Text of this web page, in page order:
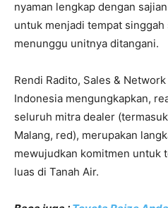
nyaman lengkap dengan
untuk menjadi tempat singgah
menunggu unitnya ditangani.
Rendi Radito, Sales &
Indonesia mengungkapkan,
seluruh mitra dealer
Malang, red), merupakan
mewujudkan komitmen untuk
luas di Tanah Air.